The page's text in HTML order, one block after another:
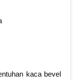
kaca bevel